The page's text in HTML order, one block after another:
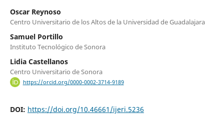
Oscar Reynoso
Centro Universitario de los Altos de la Universidad de Guadalajara
Samuel Portillo
Instituto Tecnológico de Sonora
Lidia Castellanos
Centro Universitario de Sonora
https://orcid.org/0000-0002-3714-9189
DOI: https://doi.org/10.46661/ijeri.5236